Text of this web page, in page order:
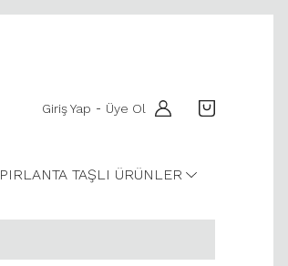
Giriş Yap - Üye Ol
PIRLANTA TAŞLI ÜRÜNLER